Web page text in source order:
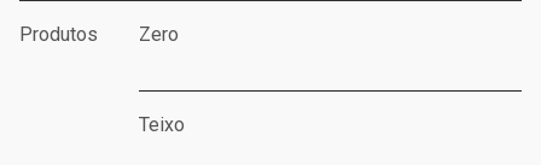
Produtos Zero
Teixo